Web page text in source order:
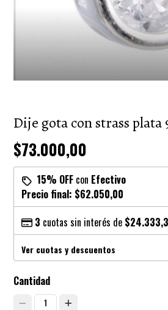
Dije gota con strass plata
$73.000,00
15% OFF con Efectivo
Precio final: $62.050,00
3 cuotas sin interés de
Ver cuotas y descuentos
Cantidad
1